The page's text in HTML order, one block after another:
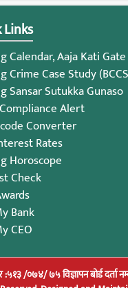
Calendar, Aaja Kati
Crime Case Study
Sansar Sutukka Gunaso
Alert
Converter
Rates
Horoscope
Check
Bank
CEO
:५१३ /०७४/ ७५ विज्ञापन बोर्ड